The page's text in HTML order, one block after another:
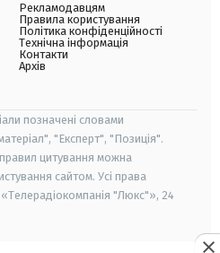
Рекламодавцям
Правила користування
Політика конфіденційності
Технічна інформація
Контакти
Архів
позначені словами
"Експерт", "Позиція".
цитування можна
сайтом. Усі права
"Люкс"», 24